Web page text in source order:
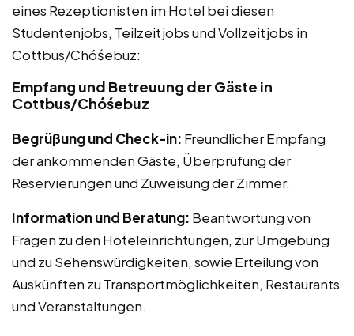
eines Rezeptionisten im Hotel bei diesen
Studentenjobs, Teilzeitjobs und Vollzeitjobs in
Cottbus/Chóśebuz:
Empfang und Betreuung der Gäste in
Cottbus/Chóśebuz
Begrüßung und Check-in: Freundlicher Empfang
der ankommenden Gäste, Überprüfung der
Reservierungen und Zuweisung der Zimmer.
Information und Beratung: Beantwortung von
Fragen zu den Hoteleinrichtungen, zur Umgebung
und zu Sehenswürdigkeiten, sowie Erteilung von
Auskünften zu Transportmöglichkeiten, Restaurants
und Veranstaltungen.